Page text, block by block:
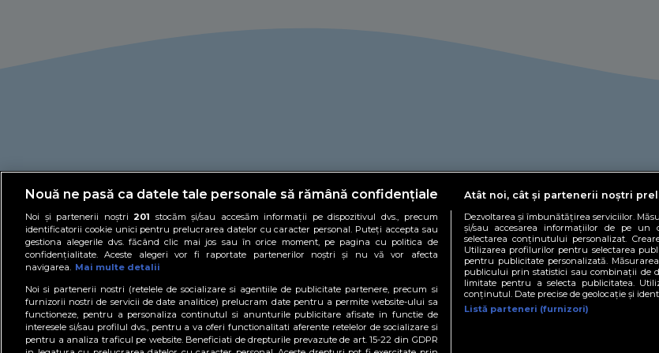
Despre noi Politică de cookies Politică de
PROTV.RO
PROTVPLUS.RO PERFECTE.RO DOCTORDEBINE.RO
Nouă ne pasă ca datele tale personale să rămână confidențiale
Noi și partenerii noștri201 stocăm și/sau accesăm informații pe dispozitivul dvs., precum
identificatorii cookie unici pentru prelucrarea datelor cu caracter personal. Puteți accepta sau
gestiona alegerile dvs. făcând clic mai jos sau în orice moment, pe pagina cu politica de
confidențialitate. Aceste alegeri vor fi raportate partenerilor noștri și nu vă vor afecta
navigarea. Mai multe detalii
Noi si partenerii nostri (retelele de socializare si agentiile de publicitate partenere, precum si
furnizorii nostri de servicii de date analitice) prelucram date pentru a permite website-ului sa
functioneze, pentru a personaliza continutul si anunturile publicitare afisate in functie de
interesele si/sau profilul dvs., pentru a va oferi functionalitati aferente retelelor de socializare si
pentru a analiza traficul pe website. Beneficiati de drepturile prevazute de art. 15-22 din GDPR
Atât noi, cât și partenerii noștri
Dezvoltarea și îmbunătățirea serviciilor.
și/sau accesarea informațiilor de pe un
selectarea conținutului personalizat.
Utilizarea profilurilor pentru selectarea
pentru publicitate personalizată.
publicului prin statistici sau combinații de
limitate pentru a selecta publicitatea.
conținutul. Date precise de geolocație și
Listă parteneri (furnizori)